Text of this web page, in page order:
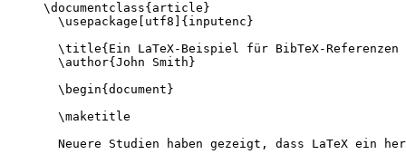
\documentclass{ article }
\usepackage
utf8 ]{ inputenc }
\title{Ein LaTeX-Beispiel für BibTeX-
\author{John Smith}
\begin{ document }
\maketitle
Neuere Studien haben gezeigt, dass LaTeX ein